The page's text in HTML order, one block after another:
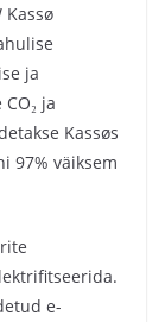
Kassø
ja
ja
Kassøs
97% väiksem
e-